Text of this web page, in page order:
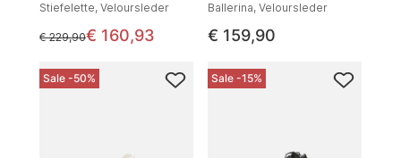
Stiefelette, Veloursleder
statt
€ 229,90€ 160,93
Ballerina, Veloursleder
€ 159,90
Sale -50% Sale -15%